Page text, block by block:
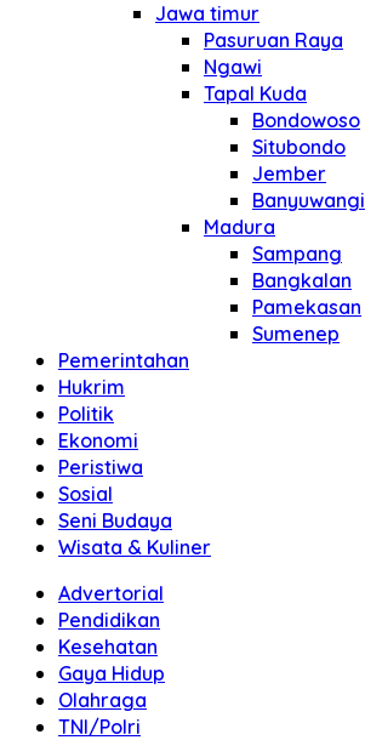
Jawa timur
Pasuruan Raya
Ngawi
Tapal Kuda
Bondowoso
Situbondo
Jember
Banyuwangi
Madura
Sampang
Bangkalan
Pamekasan
Sumenep
Pemerintahan
Hukrim
Politik
Ekonomi
Peristiwa
Sosial
Seni Budaya
Wisata & Kuliner
Advertorial
Pendidikan
Kesehatan
Gaya Hidup
Olahraga
TNI/Polri